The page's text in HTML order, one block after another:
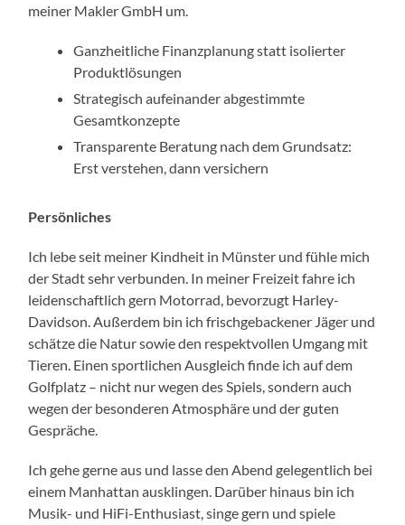
meiner Makler GmbH um.
Ganzheitliche Finanzplanung statt isolierter
Produktlösungen
Strategisch aufeinander abgestimmte
Gesamtkonzepte
Transparente Beratung nach dem Grundsatz:
Erst verstehen, dann versichern
Persönliches
Ich lebe seit meiner Kindheit in Münster und fühle mich
der Stadt sehr verbunden. In meiner Freizeit fahre ich
leidenschaftlich gern Motorrad, bevorzugt Harley-
Davidson. Außerdem bin ich frischgebackener Jäger und
schätze die Natur sowie den respektvollen Umgang mit
Tieren. Einen sportlichen Ausgleich finde ich auf dem
Golfplatz – nicht nur wegen des Spiels, sondern auch
wegen der besonderen Atmosphäre und der guten
Gespräche.
Ich gehe gerne aus und lasse den Abend gelegentlich bei
einem Manhattan ausklingen. Darüber hinaus bin ich
Musik- und HiFi-Enthusiast, singe gern und spiele